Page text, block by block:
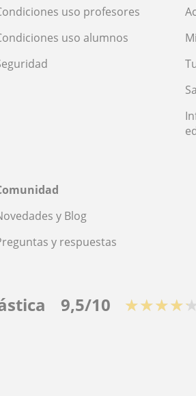
uso profesores
uso alumnos
y Blog
y respuestas
9,5/10 ★★★★★